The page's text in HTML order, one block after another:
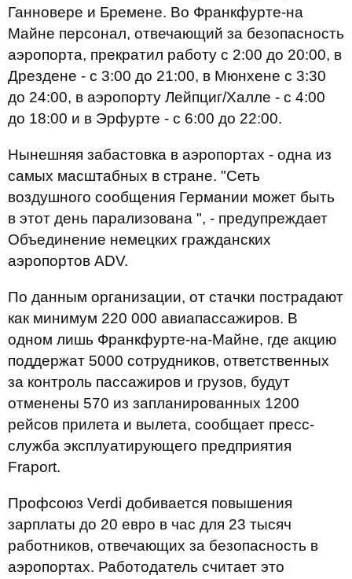
Ганновере и Бремене. Во Франкфурте-на
Майне персонал, отвечающий за безопасность
аэропорта, прекратил работу с 2:00 до 20:00, в
Дрездене - с 3:00 до 21:00, в Мюнхене с 3:30
до 24:00, в аэропорту Лейпциг/Халле - с 4:00
до 18:00 и в Эрфурте - с 6:00 до 22:00.
Нынешняя забастовка в аэропортах - одна из
самых масштабных в стране. "Сеть
воздушного сообщения Германии может быть
в этот день парализована ", - предупреждает
Объединение немецких гражданских
аэропортов ADV.
По данным организации, от стачки пострадают
как минимум 220 000 авиапассажиров. В
одном лишь Франкфурте-на-Майне, где акцию
поддержат 5000 сотрудников, ответственных
за контроль пассажиров и грузов, будут
отменены 570 из запланированных 1200
рейсов прилета и вылета, сообщает пресс-
служба эксплуатирующего предприятия
Fraport.
Профсоюз Verdi добивается повышения
зарплаты до 20 евро в час для 23 тысяч
работников, отвечающих за безопасность в
аэропортах. Работодатель считает это